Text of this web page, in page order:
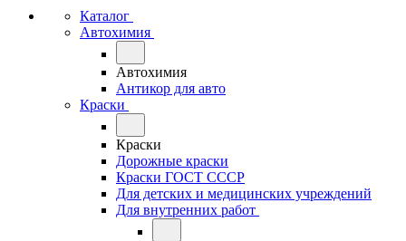
Каталог
Автохимия
Автохимия
Антикор для авто
Краски
Краски
Дорожные краски
Краски ГОСТ СССР
Для детских и медицинских учреждений
Для внутренних работ